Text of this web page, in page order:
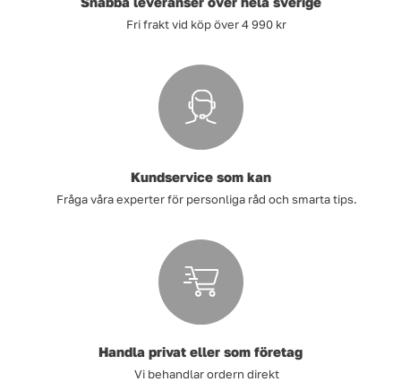
Trädgård & utemiljö
Varumärken
Fri frakt vid köp över 4 990 kr
Kundservice som kan
Fråga våra experter för personliga råd och smarta tips.
Handla privat eller som företag
Vi behandlar ordern direkt